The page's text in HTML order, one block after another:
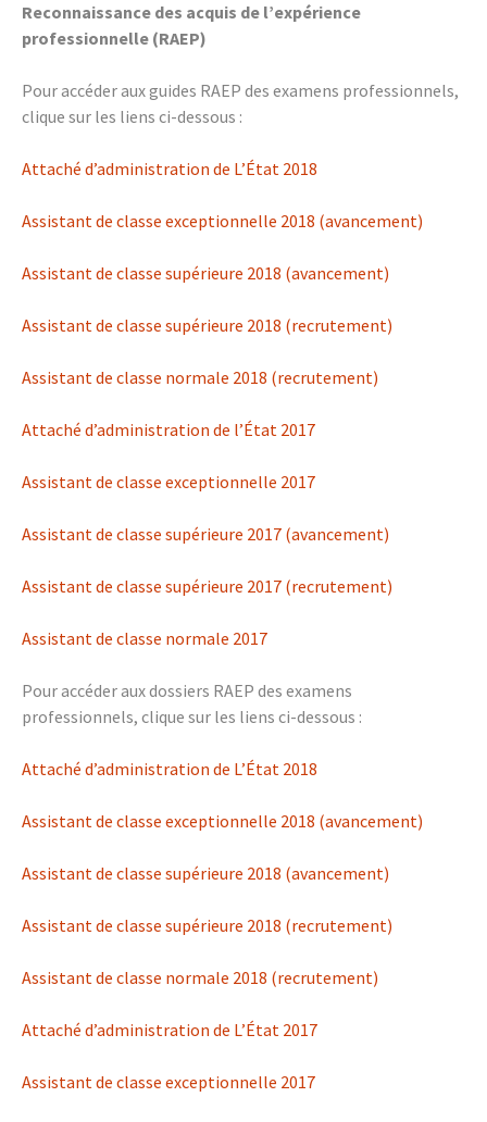
Reconnaissance des acquis de l’expérience
professionnelle (RAEP)
Pour accéder aux guides RAEP des examens professionnels,
clique sur les liens ci-dessous :
Attaché d’administration de L’État 2018
Assistant de classe exceptionnelle 2018 (avancement)
Assistant de classe supérieure 2018 (avancement)
Assistant de classe supérieure 2018 (recrutement)
Assistant de classe normale 2018 (recrutement)
Attaché d’administration de l’État 2017
Assistant de classe exceptionnelle 2017
Assistant de classe supérieure 2017 (avancement)
Assistant de classe supérieure 2017 (recrutement)
Assistant de classe normale 2017
Pour accéder aux dossiers RAEP des examens
professionnels, clique sur les liens ci-dessous :
Attaché d’administration de L’État 2018
Assistant de classe exceptionnelle 2018 (avancement)
Assistant de classe supérieure 2018 (avancement)
Assistant de classe supérieure 2018 (recrutement)
Assistant de classe normale 2018 (recrutement)
Attaché d’administration de L’État 2017
Assistant de classe exceptionnelle 2017